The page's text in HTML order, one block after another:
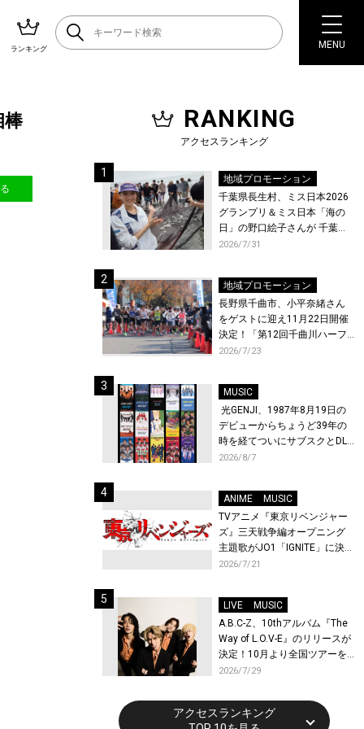
ランキング MENU
棒 RANKING
アクセスランキング
地域プロモーション
千葉県長生村、ミス日本2026
グランプリ＆ミス日本「海の
日」の野口絵子さんが 千葉県
唯一の村・長生村で地引網を
2026/7/31
地域プロモーション
長野県千曲市、小平奈緒さん
をゲストに迎え11月22日開催
決定！「第12回千曲川ハーフ
マラソン」エントリー受付開
2026/7/23
MUSIC
光GENJI、1987年8月19日の
デビューからちょうど39年の
時を経てついにサブスクとDL
配信が解禁！
2026/8/7
ANIME
MUSIC
TVアニメ『東京リベンジャー
ズ』三天戦争編オープニング
主題歌がJO1「IGNITE」に決
定！メンバー全員から喜びと
先行上映会を開催！
2026/7/21
LIVE
MUSIC
A.B.C-Z、10thアルバム『The
Way of L.O.V-E』のリリースが
決定！10月より全国ツアーを
開催！
2026/7/29
アクセスランキング